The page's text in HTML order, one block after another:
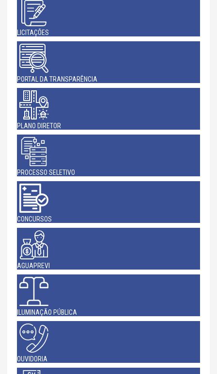
LICITAÇÕES
PORTAL DA TRANSPARÊNCIA
PLANO DIRETOR
PROCESSO SELETIVO
CONCURSOS
AGUAPREVI
ILUMINAÇÃO PÚBLICA
OUVIDORIA